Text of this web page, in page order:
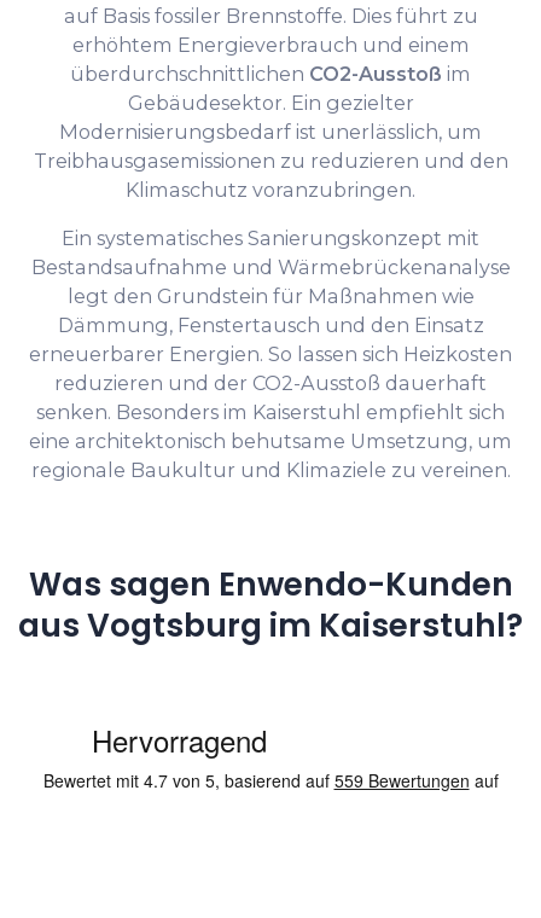
auf Basis fossiler Brennstoffe. Dies führt zu
erhöhtem Energieverbrauch und einem
überdurchschnittlichen CO2-Ausstoß im
Gebäudesektor. Ein gezielter
Modernisierungsbedarf ist unerlässlich, um
Treibhausgasemissionen zu reduzieren und den
Klimaschutz voranzubringen.
Ein systematisches Sanierungskonzept mit
Bestandsaufnahme und Wärmebrückenanalyse
legt den Grundstein für Maßnahmen wie
Dämmung, Fenstertausch und den Einsatz
erneuerbarer Energien. So lassen sich Heizkosten
reduzieren und der CO2-Ausstoß dauerhaft
senken. Besonders im Kaiserstuhl empfiehlt sich
eine architektonisch behutsame Umsetzung, um
regionale Baukultur und Klimaziele zu vereinen.
Was sagen Enwendo-Kunden
aus Vogtsburg im Kaiserstuhl?